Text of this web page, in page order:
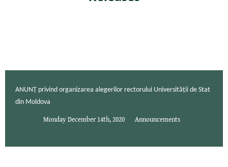
ANUNȚ privind organizarea alegerilor rectorului Universității de Stat
din Moldova
Monday December 14th, 2020 Announcements